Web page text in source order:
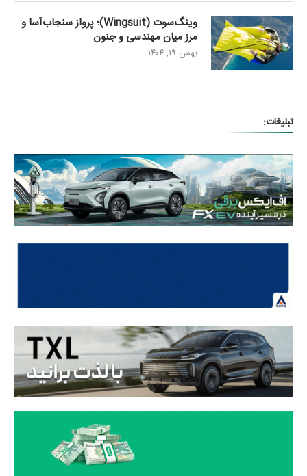
وینگ‌سوت (Wingsuit)؛ پرواز سنجاب‌آسا و
مرز میان مهندسی و جنون
بهمن ۱۹, ۱۴۰۴
تبلیغات: